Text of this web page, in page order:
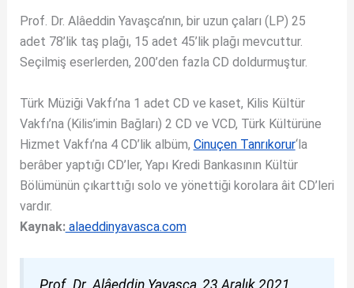
Prof. Dr. Alâeddin Yavaşca’nın, bir uzun çaları (LP) 25
adet 78’lik taş plağı, 15 adet 45’lik plağı mevcuttur.
Seçilmiş eserlerden, 200’den fazla CD doldurmuştur.
Türk Müziği Vakfı’na 1 adet CD ve kaset, Kilis Kültür
Vakfı’na (Kilis’imin Bağları) 2 CD ve VCD, Türk Kültürüne
Hizmet Vakfı’na 4 CD’lik albüm, Cinuçen Tanrıkorur‘la
berâber yaptığı CD’ler, Yapı Kredi Bankasının Kültür
Bölümünün çıkarttığı solo ve yönettiği korolara âit CD’leri
vardır.
Kaynak:alaeddinyavasca.com